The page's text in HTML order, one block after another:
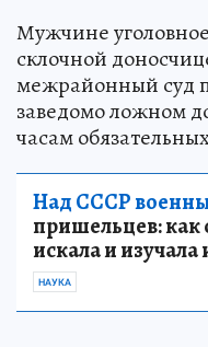
Мужчине
склочной
межрайонный суд
заведомо ложном
часам
Над СССР
пришельцев: как
искала и
НАУКА